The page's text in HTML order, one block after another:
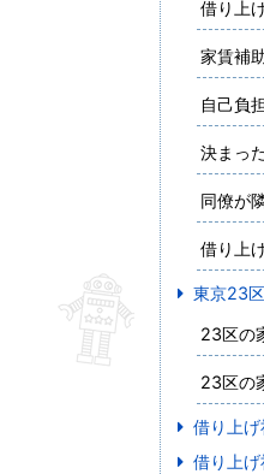
借り上
家賃補
自己負
決まっ
同僚が
借り上
東京23
23区の
23区の
借り上
借り上